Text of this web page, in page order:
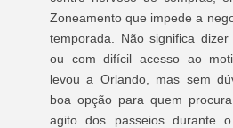
Zoneamento que impede a
temporada. Não significa
ou com difícil acesso ao
levou a Orlando, mas sem
boa opção para quem
agito dos passeios durante